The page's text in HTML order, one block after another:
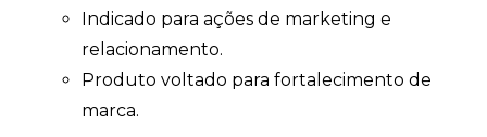
Indicado para ações de marketing e
relacionamento.
Produto voltado para fortalecimento de
marca.